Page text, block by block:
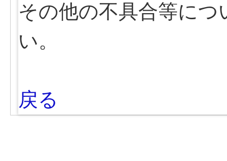
その他の不具合等につ
い。
戻る